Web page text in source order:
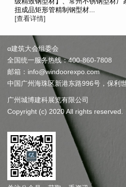
扭成品矩形管精制钢型材...
[查看详情]
α建筑大会组委会
全国统一服务热线：400-860-7808
邮箱：info@windoorexpo.com
中国广州海珠区新港东路996号，保利
广州城博建科展览有限公司
Copyright (c) 2020 All rights reserved.